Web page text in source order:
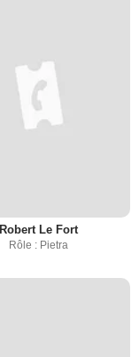
Robert Le Fort
Rôle : Pietra